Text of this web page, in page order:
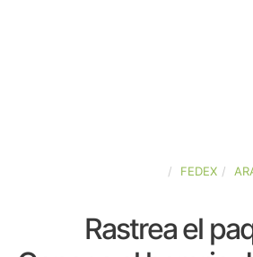
FEDEX
Rastrea el